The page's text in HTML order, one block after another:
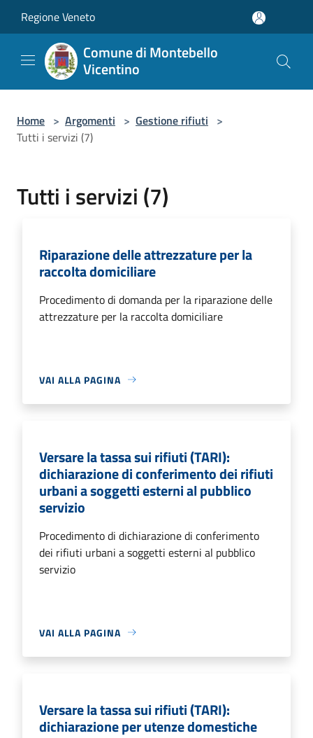
Regione Veneto
Comune di Montebello
Vicentino
Home > Argomenti > Gestione rifiuti >
Tutti i servizi (7)
Tutti i servizi (7)
Riparazione delle attrezzature per la
raccolta domiciliare
Procedimento di domanda per la riparazione delle
attrezzature per la raccolta domiciliare
VAI ALLA PAGINA
Versare la tassa sui rifiuti (TARI):
dichiarazione di conferimento dei rifiuti
urbani a soggetti esterni al pubblico
servizio
Procedimento di dichiarazione di conferimento
dei rifiuti urbani a soggetti esterni al pubblico
servizio
VAI ALLA PAGINA
Versare la tassa sui rifiuti (TARI):
dichiarazione per utenze domestiche